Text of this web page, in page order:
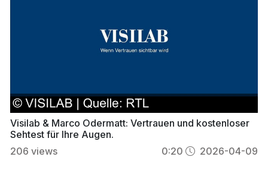
Visilab & Marco Odermatt: Vertrauen und kostenloser
Sehtest für Ihre Augen.
206 views 0:20 2026-04-09